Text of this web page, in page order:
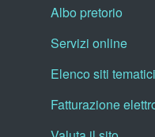
Albo pretorio
Servizi online
Elenco siti tematici
Fatturazione